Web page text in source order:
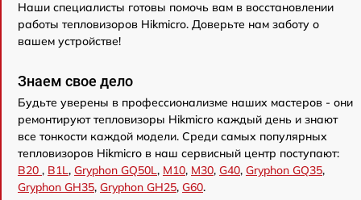
Наши специалисты готовы помочь вам в восстановлении
работы тепловизоров Hikmicro. Доверьте нам заботу о
вашем устройстве!
Знаем свое дело
Будьте уверены в профессионализме наших мастеров - они
ремонтируют тепловизоры Hikmicro каждый день и знают
все тонкости каждой модели. Среди самых популярных
тепловизоров Hikmicro в наш сервисный центр поступают:
B20 , B1L, Gryphon GQ50L, M10, M30, G40, Gryphon GQ35,
Gryphon GH35, Gryphon GH25, G60.